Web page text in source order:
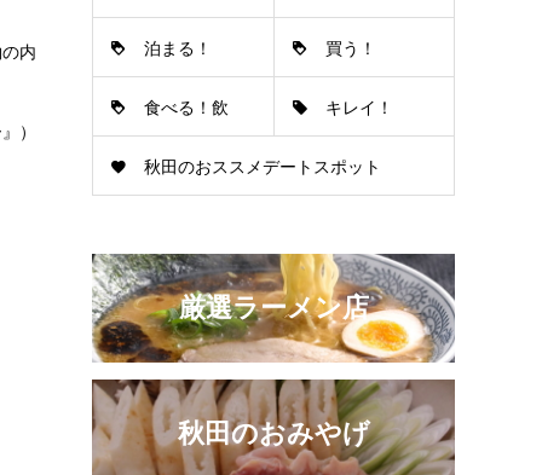
内
）
泊まる！ 買う！
食べる！飲
む！
キレイ！
秋田のおススメデートスポット
厳選ラーメン店
秋田のおみやげ